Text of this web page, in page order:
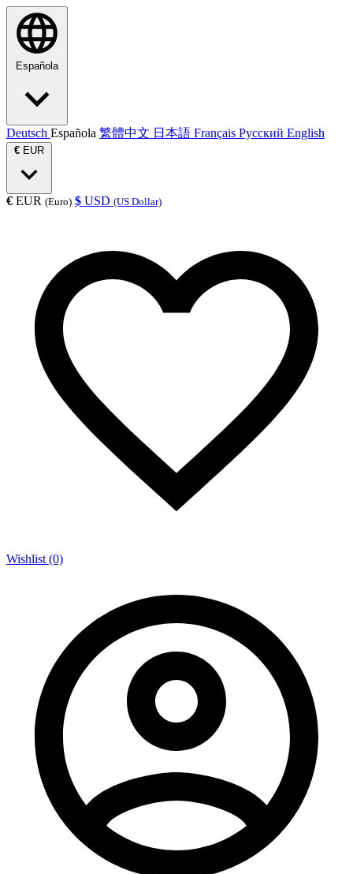
Española
Deutsch Española 繁體中文 日本語 Français Русский English
€ EUR
€ EUR (Euro) $ USD (US Dollar)
Wishlist (0)